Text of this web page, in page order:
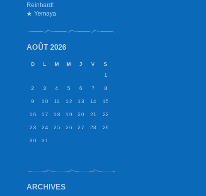
Reinhardt
Yemaya
AOÛT 2026
D L M M J V
S
1
2 3 4 5 6 7 8
9 10 11 12 13 14 15
16 17 18 19 20 21 22
23 24 25 26 27 28 29
30 31
ARCHIVES